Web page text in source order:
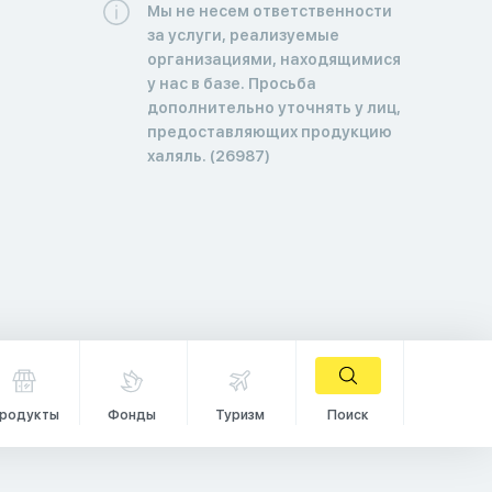
Мы не несем ответственности
за услуги, реализуемые
организациями, находящимися
у нас в базе. Просьба
дополнительно уточнять у лиц,
предоставляющих продукцию
халяль. (26987)
Фонды Туризм Поиск